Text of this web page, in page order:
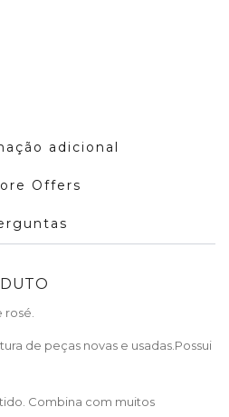
adicional
Offers
de peças novas e usadas.Possui
Combina com muitos